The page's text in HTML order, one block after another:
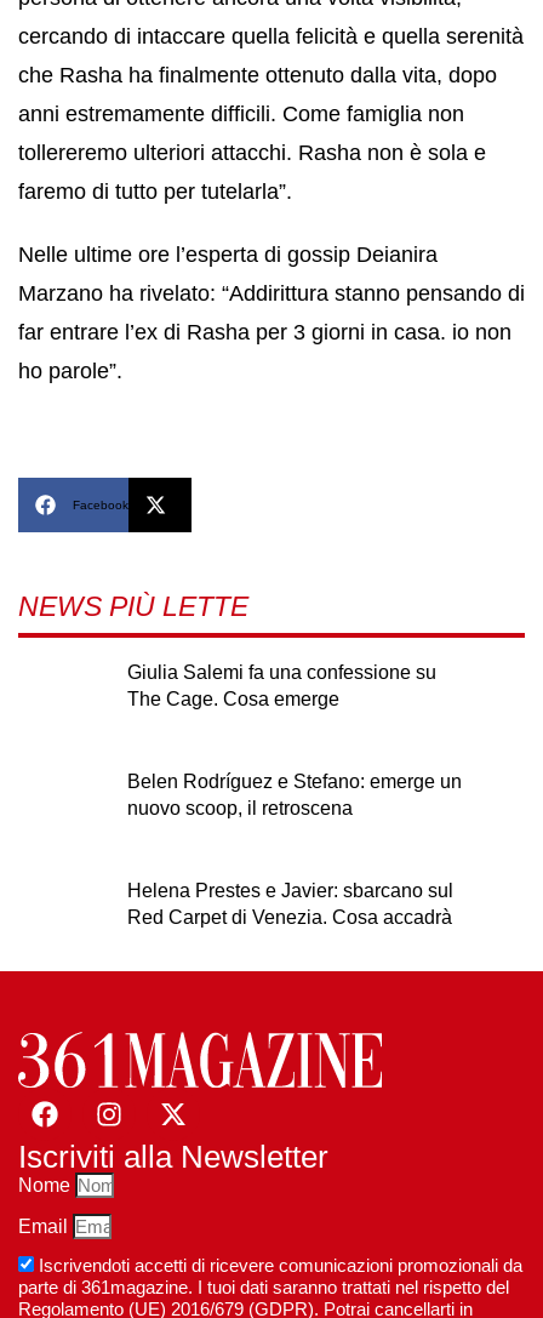
cercando di intaccare quella felicità e quella serenità
che Rasha ha finalmente ottenuto dalla vita, dopo
anni estremamente difficili. Come famiglia non
tollereremo ulteriori attacchi. Rasha non è sola e
faremo di tutto per tutelarla”.
Nelle ultime ore l’esperta di gossip Deianira
Marzano ha rivelato: “Addirittura stanno pensando di
far entrare l’ex di Rasha per 3 giorni in casa. io non
ho parole”.
Facebook
NEWS PIÙ LETTE
Giulia Salemi fa una confessione su
The Cage. Cosa emerge
Belen Rodríguez e Stefano: emerge un
nuovo scoop, il retroscena
Helena Prestes e Javier: sbarcano sul
Red Carpet di Venezia. Cosa accadrà
Iscriviti alla Newsletter
Nome
Email
Iscrivendoti accetti di ricevere comunicazioni promozionali da
parte di 361magazine. I tuoi dati saranno trattati nel rispetto del
Regolamento (UE) 2016/679 (GDPR). Potrai cancellarti in